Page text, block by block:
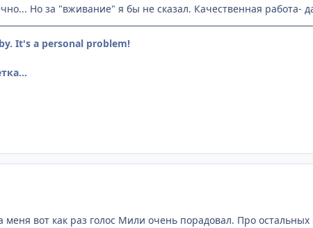
Но за "вживание" я бы не сказал. Качественная работа-
It's a personal problem!
вот как раз голос Мили очень порадовал. Про остальных